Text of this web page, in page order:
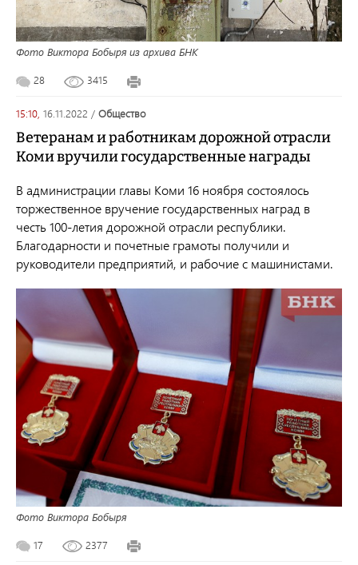
Фото Виктора Бобыря из архива БНК
28 3415
15:10, 16.11.2022 / общество
Ветеранам и работникам дорожной отрасли
Коми вручили государственные награды
В администрации главы Коми 16 ноября состоялось
торжественное вручение государственных наград в
честь 100-летия дорожной отрасли республики.
Благодарности и почетные грамоты получили и
руководители предприятий, и рабочие с машинистами.
Фото Виктора Бобыря
17 2377